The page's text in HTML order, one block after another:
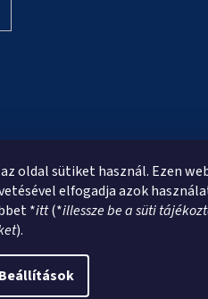
az oldal sütiket használ. Ezen
elfogadja azok
*itt(*illessze be a süti
).
Beállítások